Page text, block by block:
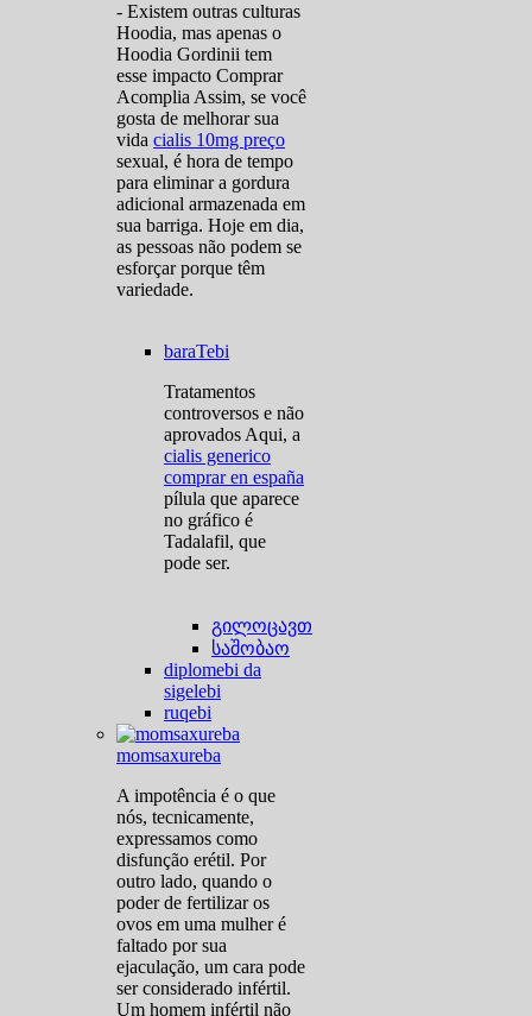
- Existem outras culturas
Hoodia, mas apenas o
Hoodia Gordinii tem
esse impacto Comprar
Acomplia Assim, se você
gosta de melhorar sua
vida cialis 10mg preço
sexual, é hora de tempo
para eliminar a gordura
adicional armazenada em
sua barriga. Hoje em dia,
as pessoas não podem se
esforçar porque têm
variedade.
baraTebi
Tratamentos
controversos e não
aprovados Aqui, a
cialis generico
comprar en españa
pílula que aparece
no gráfico é
Tadalafil, que
pode ser.
გილოცავთ
საშობაო
diplomebi da
sigelebi
ruqebi
momsaxureba
A impotência é o que
nós, tecnicamente,
expressamos como
disfunção erétil. Por
outro lado, quando o
poder de fertilizar os
ovos em uma mulher é
faltado por sua
ejaculação, um cara pode
ser considerado infértil.
Um homem infértil não